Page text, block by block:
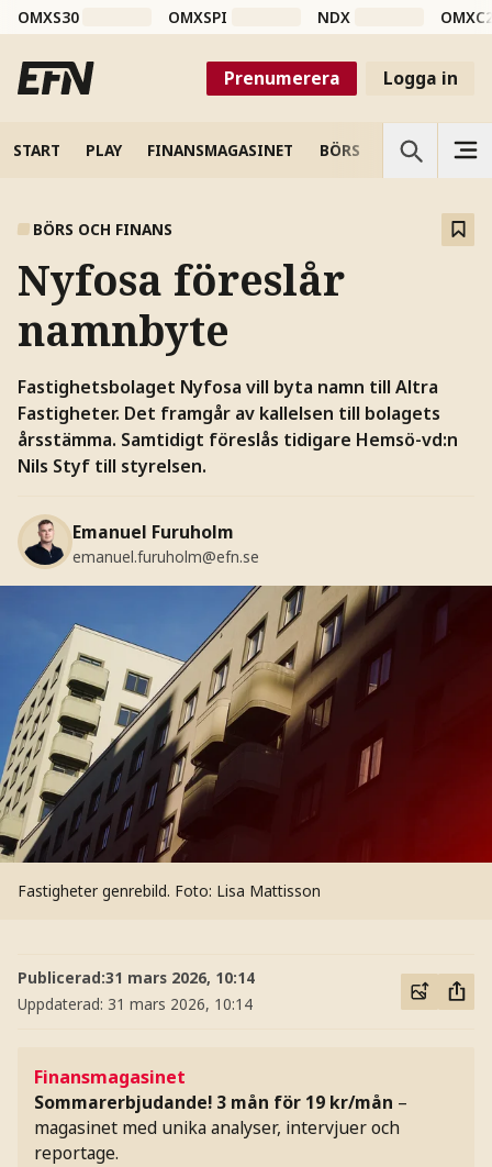
OMXS30 OMXSPI NDX
Prenumerera Logga in
START PLAY FINANSMAGASINET BÖRS VETENSKAP
BÖRS OCH FINANS
Nyfosa föreslår
namnbyte
Fastighetsbolaget Nyfosa vill byta namn till Altra
Fastigheter. Det framgår av kallelsen till bolagets
årsstämma. Samtidigt föreslås tidigare Hemsö-vd:n
Nils Styf till styrelsen.
Emanuel Furuholm
emanuel.furuholm@efn.se
Fastigheter genrebild. Foto: Lisa Mattisson
Publicerad:31 mars 2026, 10:14
Uppdaterad: 31 mars 2026, 10:14
Finansmagasinet
Sommarerbjudande! 3 mån för 19 kr/mån –
magasinet med unika analyser, intervjuer och
reportage.